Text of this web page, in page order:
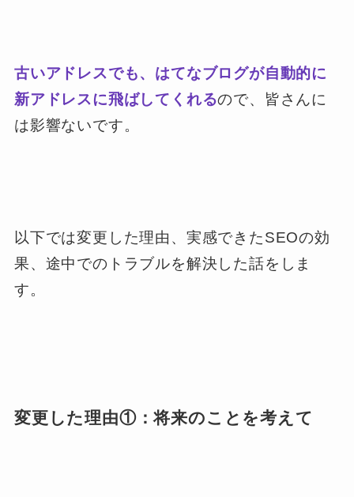
古いアドレスでも、はてなブログが自動的に
新アドレスに飛ばしてくれるので、皆さんに
は影響ないです。
以下では変更した理由、実感できたSEOの効
果、途中でのトラブルを解決した話をしま
す。
変更した理由①：将来のことを考えて